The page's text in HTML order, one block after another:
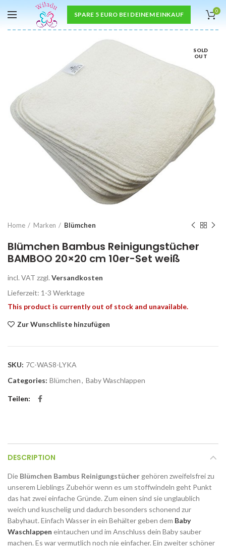
SPARE 5 EURO BEI DEINEM EINKAUF 0
SOLD
OUT
Home Marken Blümchen
Blümchen Bambus Reinigungstücher
BAMBOO 20×20 cm 10er-Set weiß
incl. VAT zzgl. Versandkosten
Lieferzeit: 1-3 Werk­ta­ge
This product is currently out of stock and unavailable.
Zur Wunschliste hinzufügen
SKU: 7C-WAS8-LYKA
Categories: Blümchen, Baby Waschlappen
Teilen
DESCRIPTION
Die Blümchen Bambus Reinigungstücher gehören zweifelsfrei zu
unserem Lieblings Zubehör wenn es um stoffwindeln geht Punkt
das hat zwei einfache Gründe. Zum einen sind sie unglaublich
weich und kuschelig und dadurch besonders schonend zur
Babyhaut. Einfach Wasser in ein Behälter geben dem Baby
Waschlappen eintauchen und im Anschluss dein Baby sauber
machen. Es war vermutlich noch nie einfacher. Ein zweiter schöner